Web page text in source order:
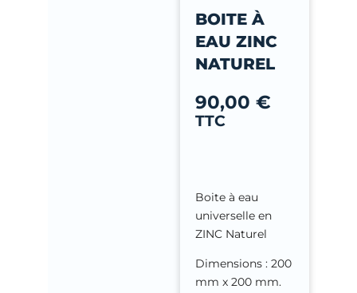
BOITE À
EAU ZINC
NATUREL
90,00 €
TTC
Boite à eau
universelle en
ZINC Naturel
Dimensions : 200
mm x 200 mm.